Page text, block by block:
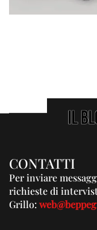
CONTATTI
Per inviare
richieste di
Grillo: